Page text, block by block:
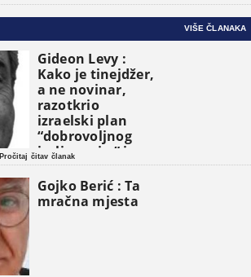
VIŠE ČLANAKA
Gideon Levy :
Kako je tinejdžer,
a ne novinar,
razotkrio
izraelski plan
“dobrovoljnog
iseljavanja ” iz
Gaze
Pročitaj čitav članak
Gojko Berić : Ta
mračna mjesta